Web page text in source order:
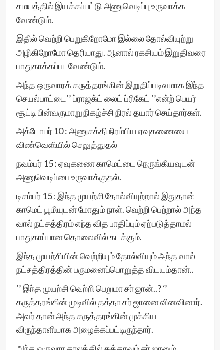
சமயத்தில் இயக்கப்பட்டு அணுவெடிப்பு உருவாக்க
வேண்டும்.
இதில் வெற்றி பெறுகிறோமோ இல்லை தோல்வியுற்று
அழிகிறோமோ தெரியாது. ஆனால் ரகசியம் இறுதிவரை
பாதுகாக்கப்படவேண்டும்.
அந்த ஒருவாரக் கருத்தரங்கின் இறுதிப்படிவமாக இந்த
செயல்பாட்டை‘’ ப்ராஜக்ட் லைட் ப்ரிகேட் ‘’என்ற் பெயர்
சூட்டி பின்வருமாறு நிகழ்ச்சி நிரல் தயார் செய்தார்கள்.
அக்டோபர் 10 : அணுசக்தி நிரம்பிய ஏவுகணையை
விண்வெளியில் செலுத்துதல்
நவம்பர் 15 : ஏவுகணை காமெட்டை நெருங்கியவுடன்
அணுவெடிப்பை உருவாக்குதல்.
டிசம்பர் 15 : இந்த முயற்சி தோல்வியுற்றால் இதுதான்
காமெட் பூமியுடன் மோதும் நாள். வெற்றி பெற்றால் அந்த
வால் நட்சத்திரம் எந்த வித பாதிப்பும் ஏற்படுத்தாமல்
பாதுகாப்பான தொலைவில் கடக்கும்.
இந்த முயற்சியின் வெற்றியும் தோல்வியும் அந்த வால்
நட்சத்திரத்தின் பருமனைப்பொறுத்த விடயம்தான்..
‘’ இந்த முயற்சி வெற்றி பெறுமா சர் ஜான்..? ‘’
கருத்தரங்கின் முடிவில் தத்தா சர் ஜானை வினவினார்.
அவர் தான் அந்த கருத்தரங்கின் முக்கிய
விருந்தாளியாக அழைக்கப்பட்டிருந்தார்.